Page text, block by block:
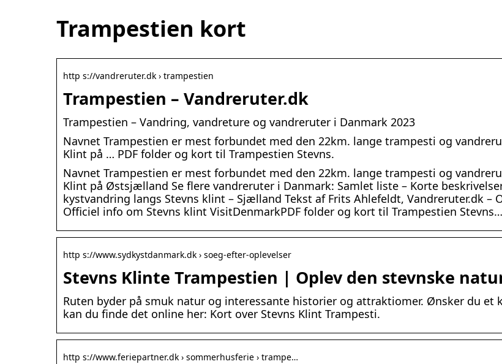
Trampestien kort
http s://vandreruter.dk › trampestien
Trampestien – Vandreruter.dk
Trampestien – Vandring, vandreture og vandreruter i Danmark 2023
Navnet Trampestien er mest forbundet med den 22km. lange trampesti og
Klint på … PDF folder og kort til Trampestien Stevns.
Navnet Trampestien er mest forbundet med den 22km. lange trampesti og
Klint på Østsjælland Se flere vandreruter i Danmark: Samlet liste – Korte
kystvandring langs Stevns klint – Sjælland Tekst af Frits Ahlefeldt, Vandreruter.dk –
Officiel info om Stevns klint VisitDenmarkPDF folder og kort til Trampestien Stevns…
http s://www.sydkystdanmark.dk › soeg-efter-oplevelser
Stevns Klinte Trampestien | Oplev den stevnske
Ruten byder på smuk natur og interessante historier og attraktiomer. Ønsker du et
kan du finde det online her: Kort over Stevns Klint Trampesti.
http s://www.feriepartner.dk › sommerhusferie › trampe…